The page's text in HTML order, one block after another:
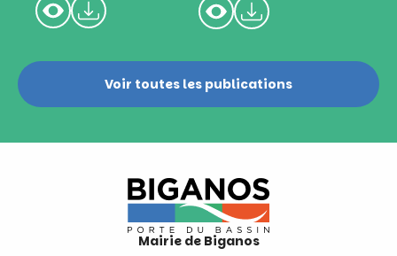
Voir toutes les publications
Mairie de Biganos